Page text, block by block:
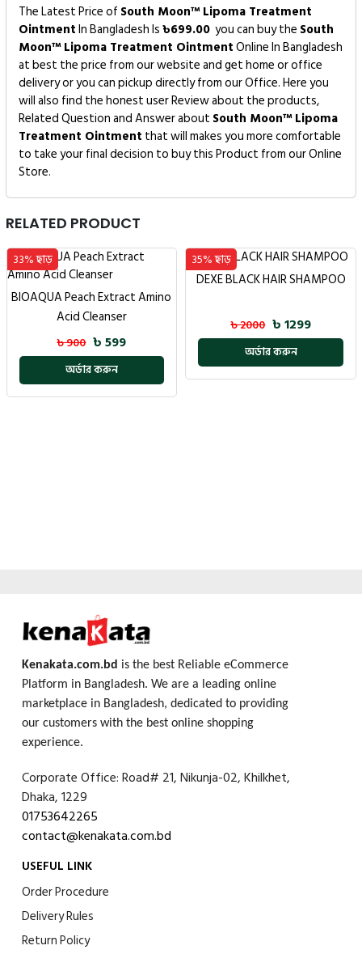
The Latest Price of South Moon™ Lipoma Treatment
OintmentIn Bangladesh Is৳699.00 you can buy the South
Moon™ Lipoma Treatment OintmentOnline In Bangladesh
at best the price from our website and get home or office
delivery or you can pickup directly from our Office. Here you
will also find the honest user Review about the products,
Related Question and Answer about South Moon™ Lipoma
Treatment Ointment that will makes you more comfortable
to take your final decision to buy this Product from our Online
Store.
RELATED PRODUCT
33% ছাড়
BIOAQUA Peach Extract Amino
Acid Cleanser
৳ 900 ৳ 599
অর্ডার করুন
35% ছাড়
DEXE BLACK HAIR SHAMPOO
৳ 2000 ৳ 1299
অর্ডার করুন
Kenakata.com.bd is the best Reliable eCommerce
Platform in Bangladesh. We are a leading online
marketplace in Bangladesh, dedicated to providing
our customers with the best online shopping
experience.
Corporate Office: Road# 21, Nikunja-02, Khilkhet,
Dhaka, 1229
01753642265
contact@kenakata.com.bd
USEFUL LINK
Order Procedure
Delivery Rules
Return Policy